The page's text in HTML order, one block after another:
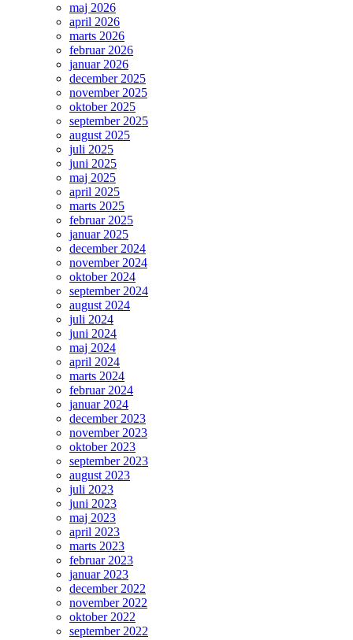
maj 2026
april 2026
marts 2026
februar 2026
januar 2026
december 2025
november 2025
oktober 2025
september 2025
august 2025
juli 2025
juni 2025
maj 2025
april 2025
marts 2025
februar 2025
januar 2025
december 2024
november 2024
oktober 2024
september 2024
august 2024
juli 2024
juni 2024
maj 2024
april 2024
marts 2024
februar 2024
januar 2024
december 2023
november 2023
oktober 2023
september 2023
august 2023
juli 2023
juni 2023
maj 2023
april 2023
marts 2023
februar 2023
januar 2023
december 2022
november 2022
oktober 2022
september 2022